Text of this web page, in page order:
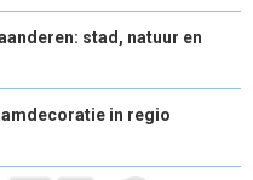
stad, natuur en
in regio